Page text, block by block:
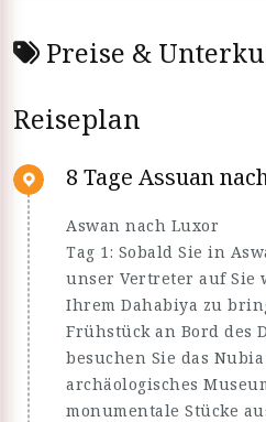
Preise &
Reiseplan
8 Tage Assuan
Aswan nach Luxor
Tag 1: Sobald Sie in
unser Vertreter auf Sie
Ihrem Dahabiya zu
Frühstück an Bord des
besuchen Sie das
archäologisches
monumentale Stücke